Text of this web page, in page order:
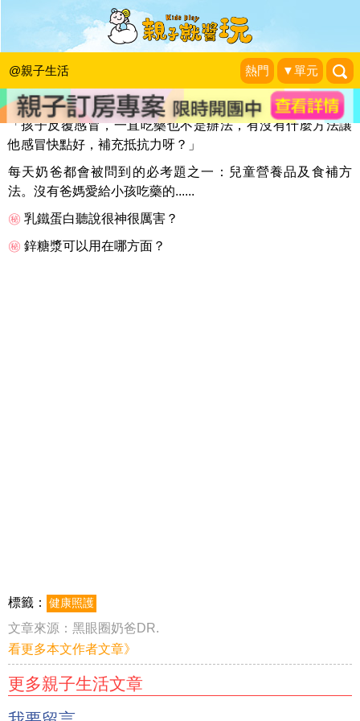
@親子生活 熱門 ▼單元
孩子老是生病，只能一直吃藥嗎?
黑眼圈奶爸DR.
「孩子反覆感冒，一直吃藥也不是辦法，有沒有什麼方法讓
他感冒快點好，補充抵抗力呀？」
每天奶爸都會被問到的必考題之一：兒童營養品及食補方
法。沒有爸媽愛給小孩吃藥的......
㊙️ 乳鐵蛋白聽說很神很厲害？
㊙️ 鋅糖漿可以用在哪方面？
標籤： 健康照護
文章來源： 黑眼圈奶爸DR.
看更多本文作者文章》
更多親子生活文章